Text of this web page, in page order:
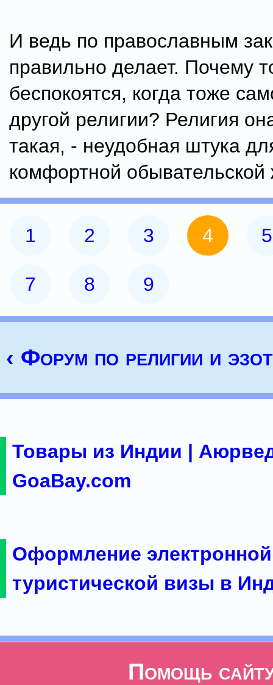
И ведь по православным
правильно делает. Почему
беспокоятся, когда тоже
другой религии? Религия
такая, - неудобная штука
комфортной обывательской
1 2 3 4 5
7 8 9
‹ Форум по религии и
Товары из Индии |
GoaBay.com
Оформление электронной
туристической визы в
Помощь